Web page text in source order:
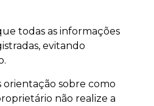
todas as informações
evitando
orientação sobre como
não realize a